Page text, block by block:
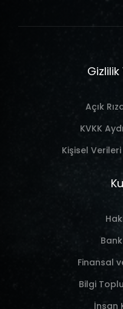
Açık
KVKK
Kişisel
Finansal
Bilgi
İnsan